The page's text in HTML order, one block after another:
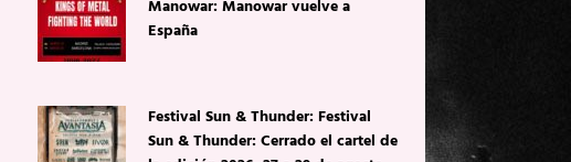
Manowar: Manowar vuelve a
España
Festival Sun & Thunder: Festival
Sun & Thunder: Cerrado el cartel de